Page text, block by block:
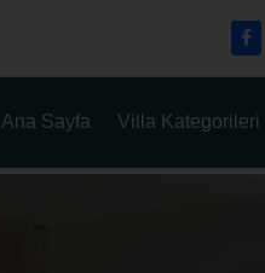
Ana Sayfa Villa Kategorileri